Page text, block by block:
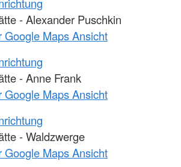
- Alexander Puschkin
Google Maps Ansicht
- Anne Frank
Google Maps Ansicht
- Waldzwerge
Google Maps Ansicht